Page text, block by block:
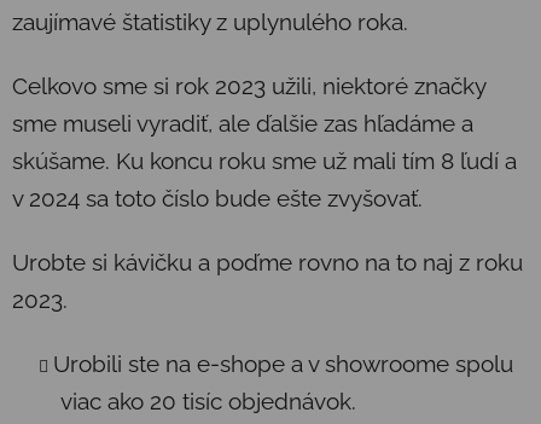
zaujímavé štatistiky z uplynulého roka.
Celkovo sme si rok 2023 užili, niektoré značky
sme museli vyradiť, ale ďalšie zas hľadáme a
skúšame. Ku koncu roku sme už mali tím 8 ľudí a
v 2024 sa toto číslo bude ešte zvyšovať.
Urobte si kávičku a poďme rovno na to naj z roku
2023.
Urobili ste na e-shope a v showroome spolu
viac ako 20 tisíc objednávok.